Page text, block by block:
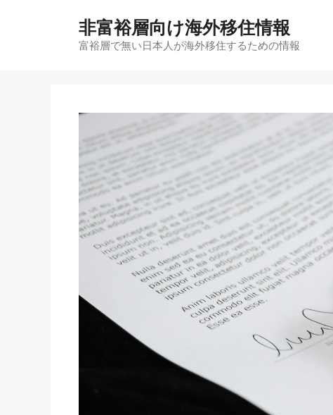
非富裕層向け海外移住情報
富裕層で無い日本人が海外移住するための情報